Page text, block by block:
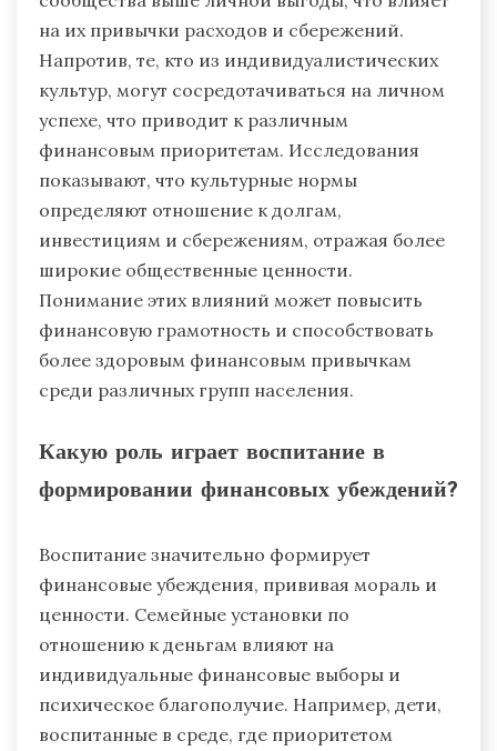
на их привычки расходов и сбережений.
Напротив, те, кто из индивидуалистических
культур, могут сосредотачиваться на личном
успехе, что приводит к различным
финансовым приоритетам. Исследования
показывают, что культурные нормы
определяют отношение к долгам,
инвестициям и сбережениям, отражая более
широкие общественные ценности.
Понимание этих влияний может повысить
финансовую грамотность и способствовать
более здоровым финансовым привычкам
среди различных групп населения.
Какую роль играет воспитание в
формировании финансовых убеждений?
Воспитание значительно формирует
финансовые убеждения, прививая мораль и
ценности. Семейные установки по
отношению к деньгам влияют на
индивидуальные финансовые выборы и
психическое благополучие. Например, дети,
воспитанные в среде, где приоритетом